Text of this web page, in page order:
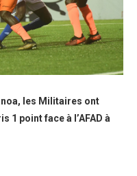
les Militaires ont
1 point face à l’AFAD à